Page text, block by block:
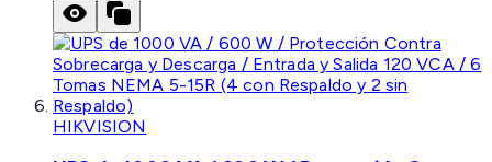
HIKVISION